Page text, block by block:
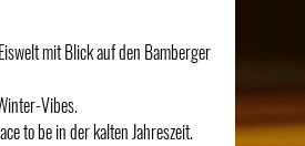
mit Blick auf den Bamberger
Vibes.
to be in der kalten Jahreszeit.